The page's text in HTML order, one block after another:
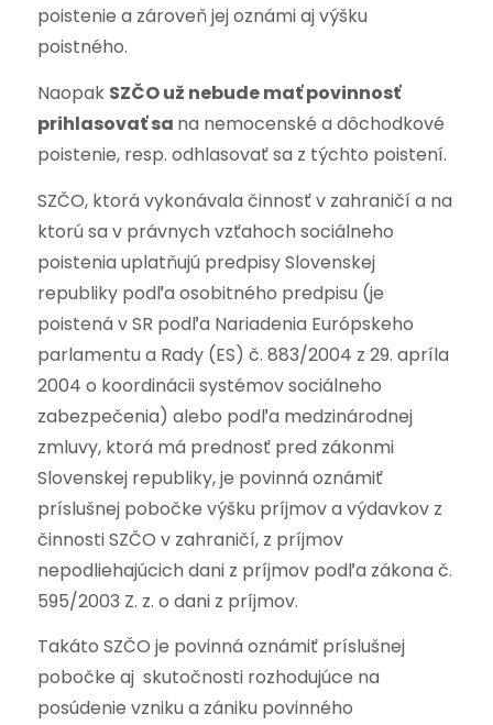
poistenie a zároveň jej oznámi aj výšku
poistného.
Naopak SZČO už nebude mať povinnosť
prihlasovať sa na nemocenské a dôchodkové
poistenie, resp. odhlasovať sa z týchto poistení.
SZČO, ktorá vykonávala činnosť v zahraničí a na
ktorú sa v právnych vzťahoch sociálneho
poistenia uplatňujú predpisy Slovenskej
republiky podľa osobitného predpisu (je
poistená v SR podľa Nariadenia Európskeho
parlamentu a Rady (ES) č. 883/2004 z 29. apríla
2004 o koordinácii systémov sociálneho
zabezpečenia) alebo podľa medzinárodnej
zmluvy, ktorá má prednosť pred zákonmi
Slovenskej republiky, je povinná oznámiť
príslušnej pobočke výšku príjmov a výdavkov z
činnosti SZČO v zahraničí, z príjmov
nepodliehajúcich dani z príjmov podľa zákona č.
595/2003 Z. z. o dani z príjmov.
Takáto SZČO je povinná oznámiť príslušnej
pobočke aj skutočnosti rozhodujúce na
posúdenie vzniku a zániku povinného